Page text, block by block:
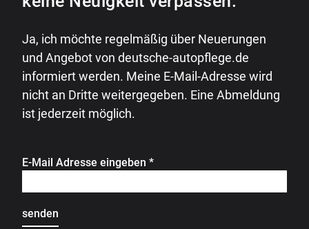
Ja, ich möchte regelmäßig über Neuerungen
und Angebot von deutsche-autopflege.de
informiert werden. Meine E-Mail-Adresse wird
nicht an Dritte weitergegeben. Eine Abmeldung
ist jederzeit möglich.
E-Mail Adresse eingeben*